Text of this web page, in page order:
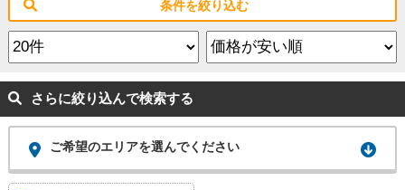
条件を絞り込む
さらに絞り込んで検索する
ご希望のエリアを選んでください